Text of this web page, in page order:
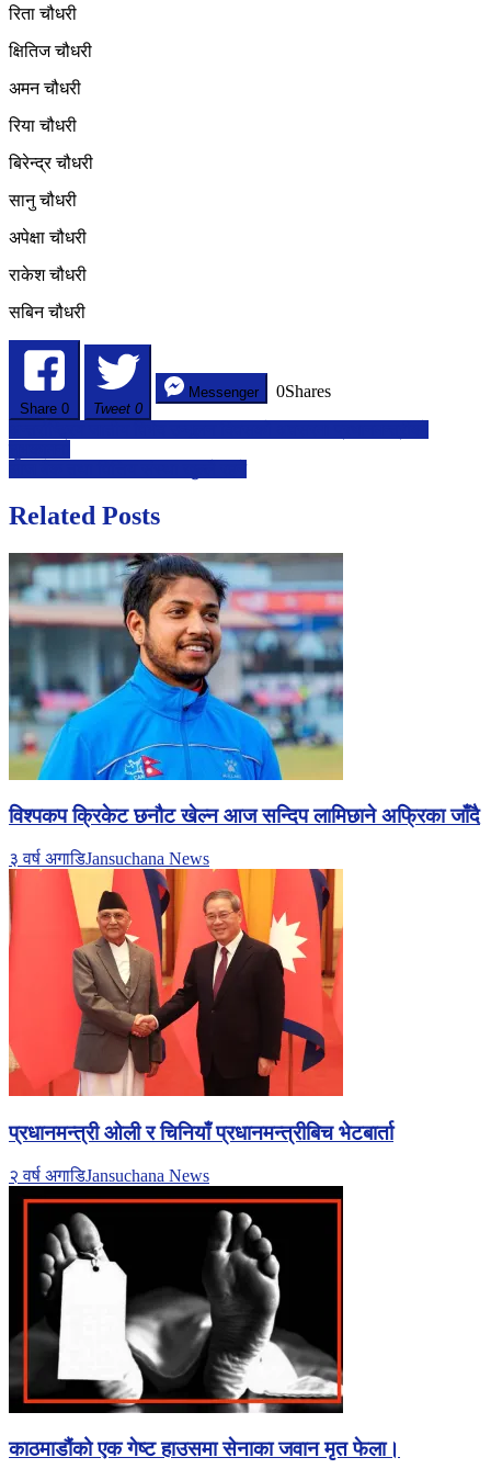
रिता चौधरी
क्षितिज चौधरी
अमन चौधरी
रिया चौधरी
बिरेन्द्र चौधरी
सानु चौधरी
अपेक्षा चौधरी
राकेश चौधरी
सबिन चौधरी
Share 0 Tweet 0
Messenger 0Shares
Post
navigation
Related Posts
विश्पकप क्रिकेट छनौट खेल्न आज सन्दिप लामिछाने अफ्रिका जाँदै
३ वर्ष अगाडिJansuchana News
प्रधानमन्त्री ओली र चिनियाँ प्रधानमन्त्रीबिच भेटबार्ता
२ वर्ष अगाडिJansuchana News
काठमाडौंको एक गेष्ट हाउसमा सेनाका जवान मृत फेला।